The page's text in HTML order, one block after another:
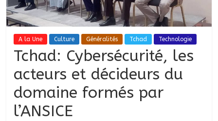
A la Une Culture Généralités Tchad Technologie
Tchad: Cybersécurité, les
acteurs et décideurs du
domaine formés par
l’ANSICE